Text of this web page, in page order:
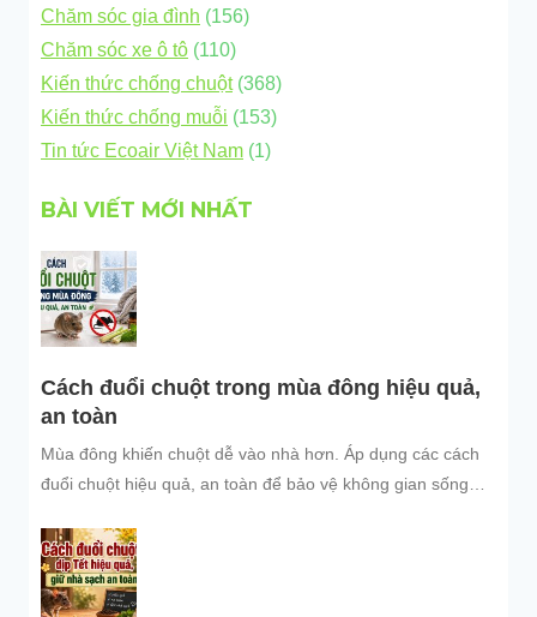
Chăm sóc gia đình (156)
Chăm sóc xe ô tô (110)
Kiến thức chống chuột(368)
Kiến thức chống muỗi (153)
Tin tức Ecoair Việt Nam (1)
BÀI VIẾT MỚI NHẤT
Cách đuổi chuột trong mùa đông hiệu quả,
an toàn
Mùa đông khiến chuột dễ vào nhà hơn. Áp dụng các cách
đuổi chuột hiệu quả, an toàn để bảo vệ không gian sống